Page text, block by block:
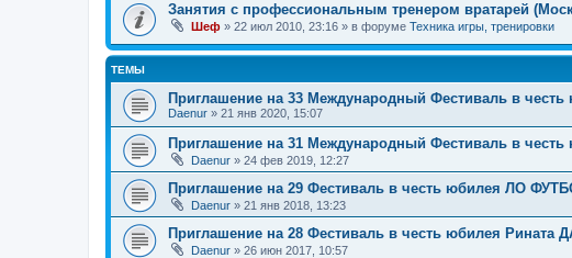
Занятия с профессиональным тренером вратарей
Шеф » 22 июл 2010, 23:16 » в форуме Техника игры, тренировки
ТЕМЫ
Приглашение на 33 Международный Фестиваль в
Daenur » 21 янв 2020, 15:07
Приглашение на 31 Международный Фестиваль в
Daenur » 24 фев 2019, 12:27
Приглашение на 29 Фестиваль в честь юбилея ЛО
Daenur » 21 янв 2018, 13:23
Приглашение на 28 Фестиваль в честь юбилея Рината
Daenur » 26 июн 2017, 10:57